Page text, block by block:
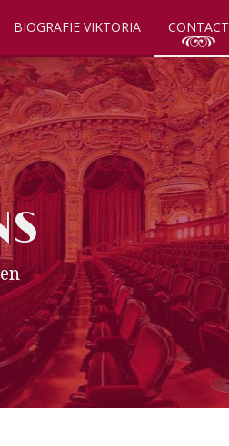
BIOGRAFIE VIKTORIA CONTACT